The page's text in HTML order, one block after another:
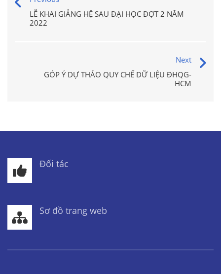
LỄ KHAI GIẢNG HỆ SAU ĐẠI HỌC ĐỢT 2 NĂM
2022
Next
GÓP Ý DỰ THẢO QUY CHẾ DỮ LIỆU ĐHQG-
HCM
Đối tác
Sơ đồ trang web